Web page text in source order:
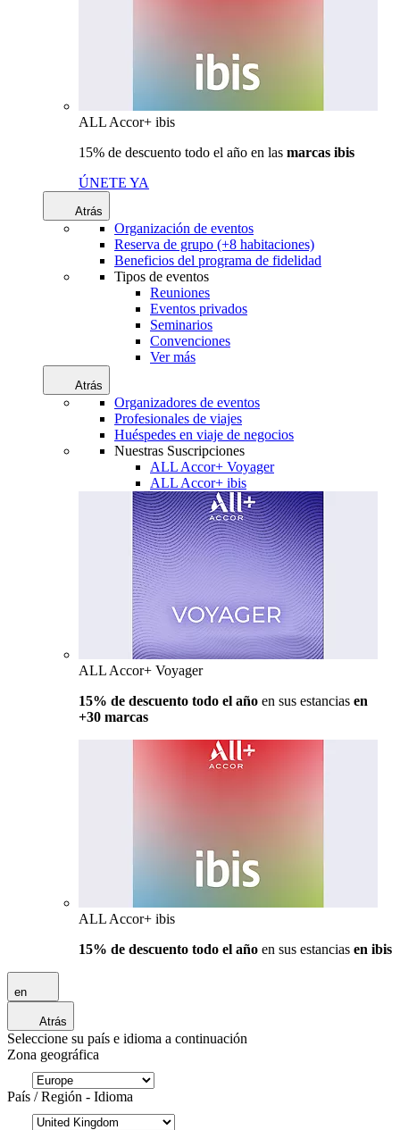
ALL Accor+ ibis
15% de descuento todo el año en las marcas ibis
ÚNETE YA
Atrás
Organización de eventos
Reserva de grupo (+8 habitaciones)
Beneficios del programa de fidelidad
Tipos de eventos
Reuniones
Eventos privados
Seminarios
Convenciones
Ver más
Atrás
Organizadores de eventos
Profesionales de viajes
Huéspedes en viaje de negocios
Nuestras Suscripciones
ALL Accor+ Voyager
ALL Accor+ ibis
ALL Accor+ Voyager
15% de descuento todo el año en sus estancias en
+30 marcas
ALL Accor+ ibis
15% de descuento todo el año en sus estancias en ibis
en
Atrás
Seleccione su país e idioma a continuación
Zona geográfica
País / Región - Idioma